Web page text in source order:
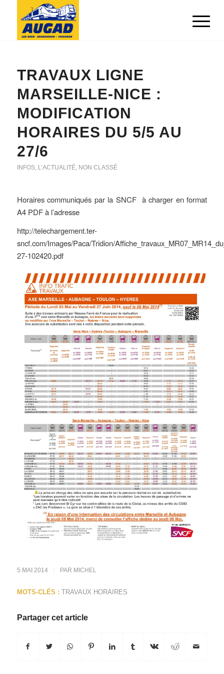
TRAVAUX LIGNE
MARSEILLE-NICE :
MODIFICATION
HORAIRES DU 5/5 AU
27/6
INFOS, L’ACTUALITÉ, NON CLASSÉ
Horaires communiqués par la SNCF à charger en format
A4 PDF à l’adresse
http://telechargement.ter-
sncf.com/Images/Paca/Tridion/
27-102420.pdf
5 MAI 2014 / PAR MICHEL
MOTS-CLÉS : TRAVAUX HORAIRES
Partager cet article